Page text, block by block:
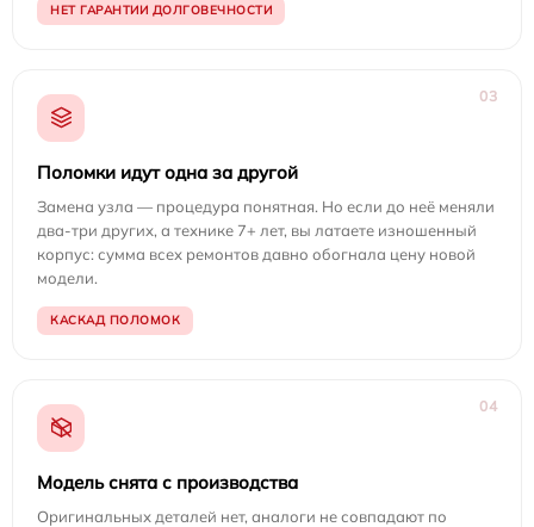
НЕТ ГАРАНТИИ ДОЛГОВЕЧНОСТИ
03
Поломки идут одна за другой
Замена узла — процедура понятная. Но если до неё меняли
два-три других, а технике 7+ лет, вы латаете изношенный
корпус: сумма всех ремонтов давно обогнала цену новой
модели.
КАСКАД ПОЛОМОК
04
Модель снята с производства
Оригинальных деталей нет, аналоги не совпадают по